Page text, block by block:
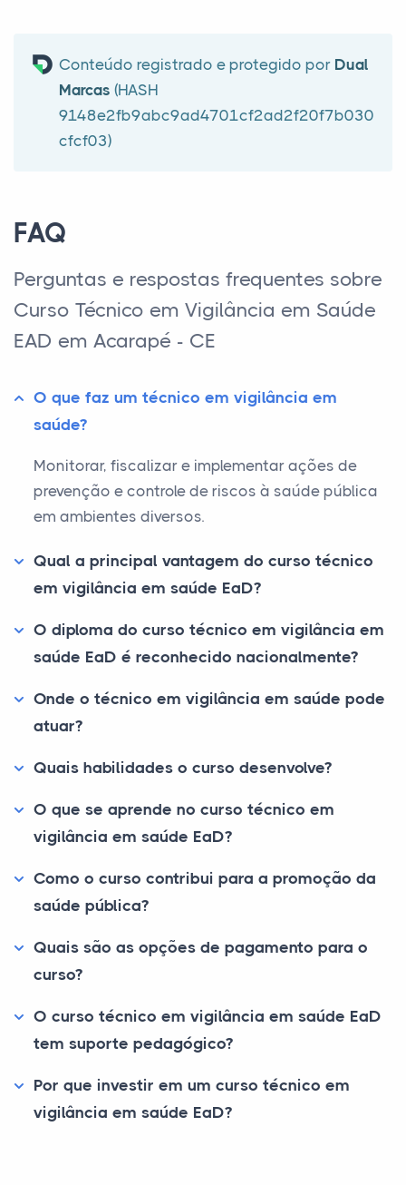
Conteúdo registrado e protegido por Dual
Marcas (HASH
9148e2fb9abc9ad4701cf2ad2f20f7b030
cfcf03)
FAQ
Perguntas e respostas frequentes sobre
Curso Técnico em Vigilância em Saúde
EAD em Acarapé - CE
O que faz um técnico em vigilância em
saúde?
Monitorar, fiscalizar e implementar ações de
prevenção e controle de riscos à saúde pública
em ambientes diversos.
Qual a principal vantagem do curso técnico
em vigilância em saúde EaD?
O diploma do curso técnico em vigilância em
saúde EaD é reconhecido nacionalmente?
Onde o técnico em vigilância em saúde pode
atuar?
Quais habilidades o curso desenvolve?
O que se aprende no curso técnico em
vigilância em saúde EaD?
Como o curso contribui para a promoção da
saúde pública?
Quais são as opções de pagamento para o
curso?
O curso técnico em vigilância em saúde EaD
tem suporte pedagógico?
Por que investir em um curso técnico em
vigilância em saúde EaD?